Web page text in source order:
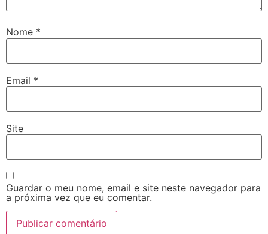
Nome *
Email *
Site
Guardar o meu nome, email e site neste navegador para
a próxima vez que eu comentar.